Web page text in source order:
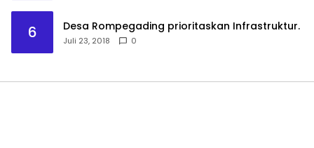
6 Desa Rompegading prioritaskan Infrastruktur.
Juli 23, 2018 0